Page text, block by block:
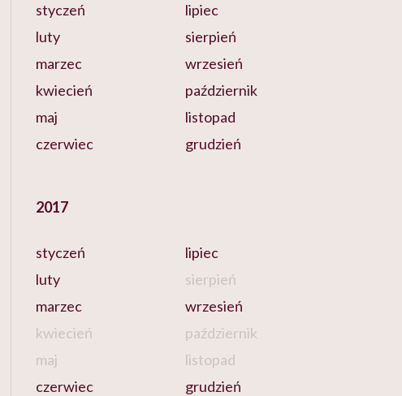
styczeń
luty
marzec
kwiecień
maj
czerwiec
lipiec
sierpień
wrzesień
październik
listopad
grudzień
2017
styczeń
luty
marzec
kwiecień
maj
czerwiec
lipiec
sierpień
wrzesień
październik
listopad
grudzień